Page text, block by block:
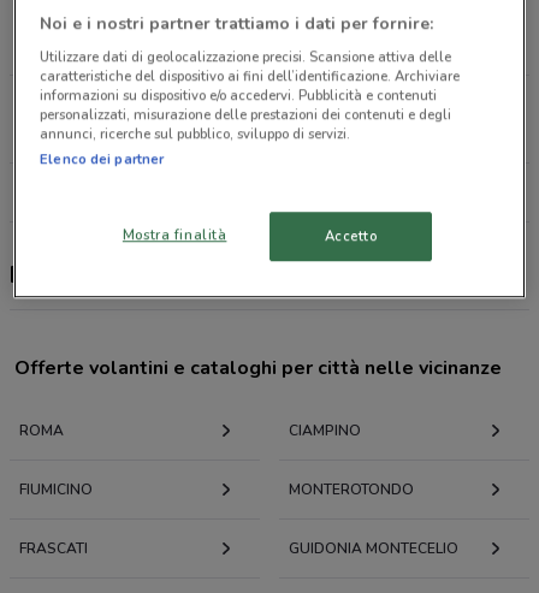
Via Seneca, 70 Roma
6 km
CHIUSO
Via Francesco Grimaldi, 43 Roma
6.5 km
CHIUSO
PiùMe, offerte e negozi
Offerte volantini e cataloghi per città nelle vicinanze
ROMA CIAMPINO
FIUMICINO MONTEROTONDO
FRASCATI GUIDONIA MONTECELIO
Noi e i nostri partner trattiamo i dati per fornire:
Utilizzare dati di geolocalizzazione precisi. Scansione attiva delle
caratteristiche del dispositivo ai fini dell’identificazione. Archiviare
informazioni su dispositivo e/o accedervi. Pubblicità e contenuti
personalizzati, misurazione delle prestazioni dei contenuti e degli
annunci, ricerche sul pubblico, sviluppo di servizi.
Elenco dei partner
Mostra finalità Accetto